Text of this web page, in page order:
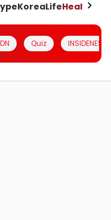
KoreaLifeHealth
Quiz INSIDENESIA